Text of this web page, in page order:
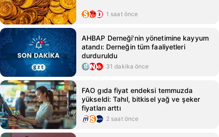
1 saat önce
AHBAP Derneği'nin yönetimine kayyum
atandı: Derneğin tüm faaliyetleri
durduruldu
31 dakika önce
FAO gıda fiyat endeksi temmuzda
yükseldi: Tahıl, bitkisel yağ ve şeker
fiyatları arttı
2 saat önce